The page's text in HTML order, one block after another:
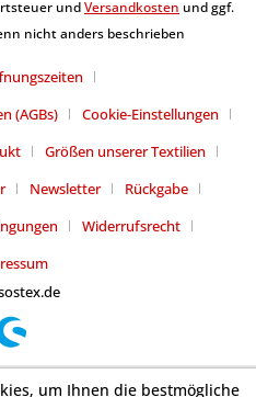
undVersandkosten und ggf.
nicht anders beschrieben
(AGBs)
Cookie-Einstellungen
Größen unserer Textilien
Newsletter
Rückgabe
Widerrufsrecht
um Ihnen die bestmögliche